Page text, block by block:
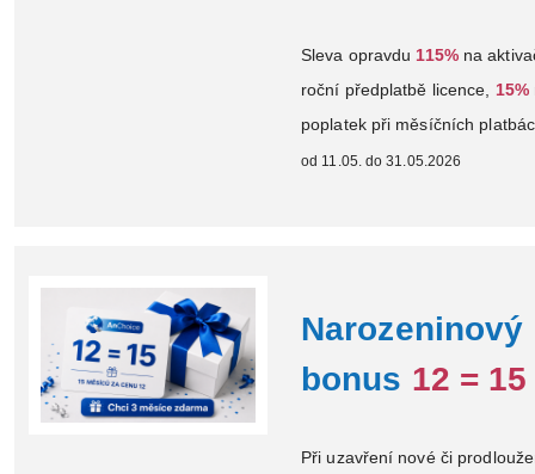
Sleva opravdu 115%na
roční předplatbě licence, 15%
poplatek při měsíčních
od 11.05. do 31.05.2026
Narozeninový
bonus 12 = 15
Při uzavření nové či